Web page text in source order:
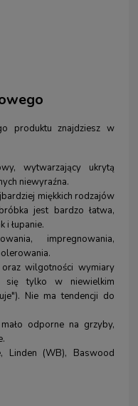
produktu znajdziesz w
wytwarzający ukrytą
niewyraźna.
miękkich rodzajów
jest bardzo łatwa,
i łupanie.
impregnowania,
wilgotności wymiary
się tylko w niewielkim
Nie ma tendencji do
odporne na grzyby,
Linden (WB), Baswood